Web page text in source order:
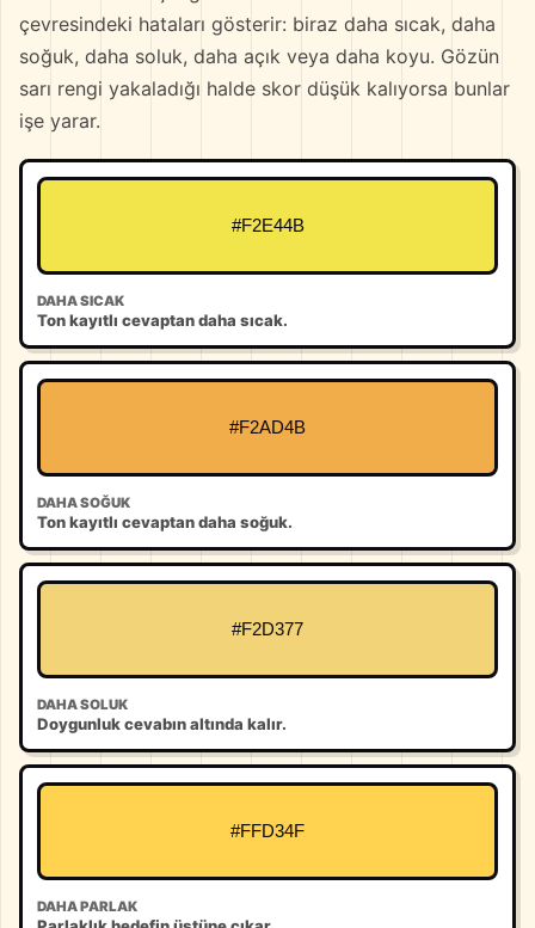
çevresindeki hataları gösterir: biraz daha sıcak, daha
soğuk, daha soluk, daha açık veya daha koyu. Gözün
sarı rengi yakaladığı halde skor düşük kalıyorsa bunlar
işe yarar.
#F2E44B
DAHA SICAK
Ton kayıtlı cevaptan daha sıcak.
#F2AD4B
DAHA SOĞUK
Ton kayıtlı cevaptan daha soğuk.
#F2D377
DAHA SOLUK
Doygunluk cevabın altında kalır.
#FFD34F
DAHA PARLAK